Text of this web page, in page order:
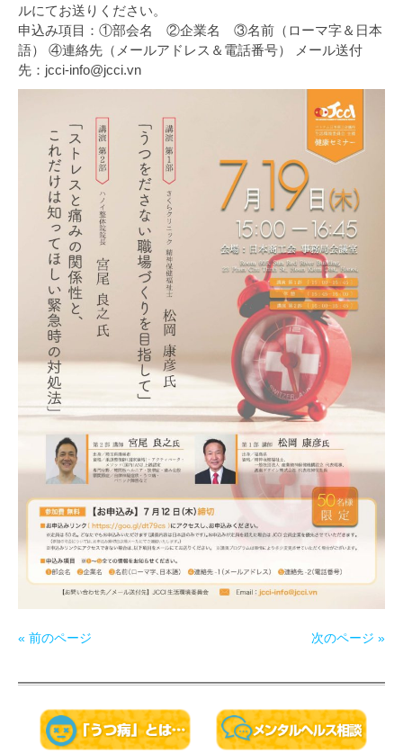
ルにてお送りください。
申込み項目：①部会名 ②企業名 ③名前（ローマ字＆日本
語） ④連絡先（メールアドレス＆電話番号） メール送付
先：jcci-info@jcci.vn
« 前のページ 次のページ »